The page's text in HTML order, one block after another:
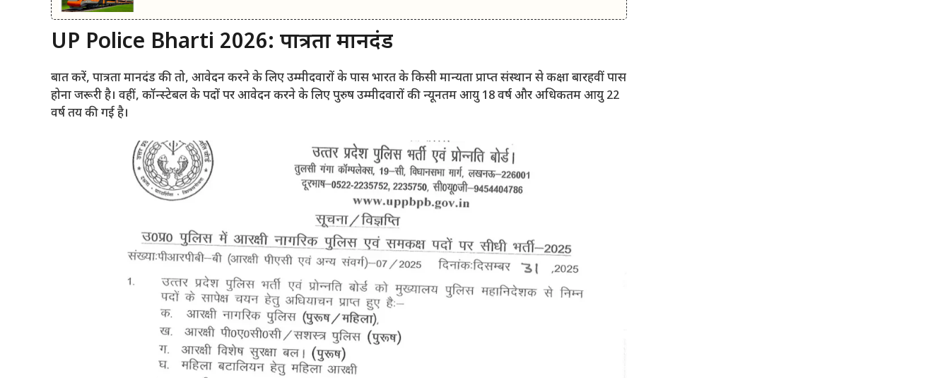
UP Police Bharti 2026: पात्रता मानदंड
बात करें, पात्रता मानदंड की तो, आवेदन करने के लिए उम्मीदवारों के पास भारत के किसी मान्यता प्राप्त संस्थान से कक्षा बारहवीं पास
होना जरूरी है। वहीं, कॉन्स्टेबल के पदों पर आवेदन करने के लिए पुरुष उम्मीदवारों की न्यूनतम आयु 18 वर्ष और अधिकतम आयु 22
वर्ष तय की गई है।